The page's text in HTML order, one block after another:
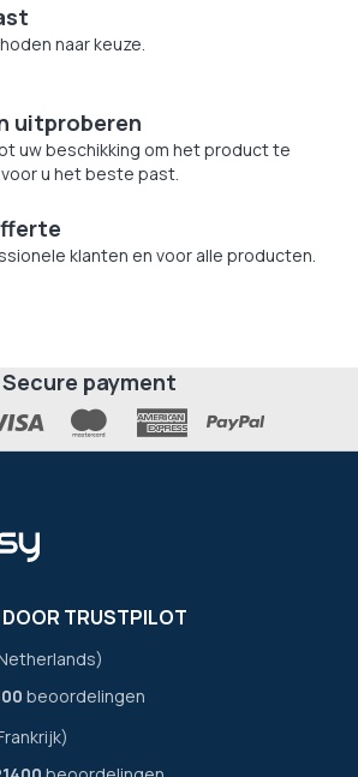
naar keuze.
uitproberen
uw beschikking om het product te
u het beste past.
klanten en voor alle producten.
Secure payment
DOOR TRUSTPILOT
beoordelingen